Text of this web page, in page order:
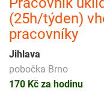
(25h/týden)
pracovníky
Jihlava
pobočka Brno
170 Kč za hodinu